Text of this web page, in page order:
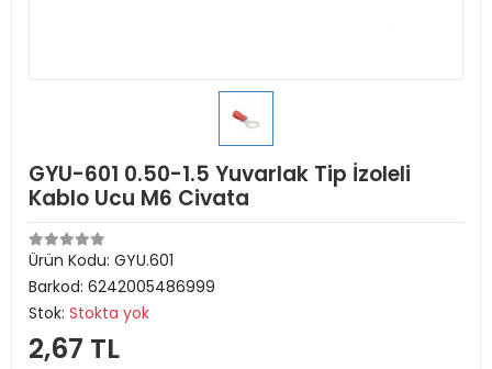
GYU-601 0.50-1.5 Yuvarlak Tip İzoleli
Kablo Ucu M6 Civata
Ürün Kodu: GYU.601
Barkod: 6242005486999
Stok: Stokta yok
2,67 TL